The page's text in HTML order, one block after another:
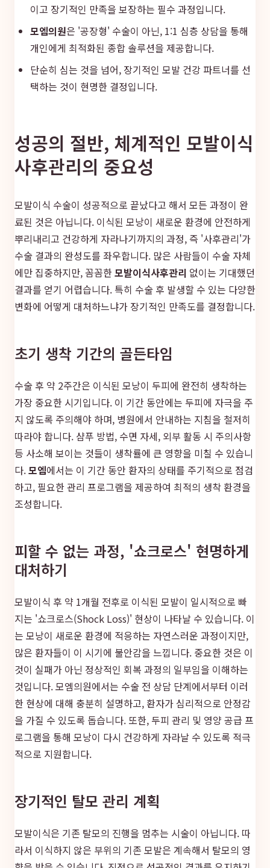
이고 장기적인 만족을 보장하는 필수 과정입니다.
모엠의원은 '공장형' 수술이 아닌, 1:1 심층 상담을 통해
개인에게 최적화된 종합 솔루션을 제공합니다.
단순히 심는 것을 넘어, 장기적인 모발 건강 파트너를 선
택하는 것이 현명한 결정입니다.
성공의 절반, 체계적인 모발이식
사후관리의 중요성
모발이식 수술이 성공적으로 끝났다고 해서 모든 과정이 완
료된 것은 아닙니다. 이식된 모낭이 새로운 환경에 안전하게
뿌리내리고 건강하게 자라나기까지의 과정, 즉 '사후관리'가
수술 결과의 완성도를 좌우합니다. 많은 사람들이 수술 자체
에만 집중하지만, 꼼꼼한모발이식사후관리 없이는 기대했던
결과를 얻기 어렵습니다. 특히 수술 후 발생할 수 있는 다양한
변화에 어떻게 대처하느냐가 장기적인 만족도를 결정합니다.
초기 생착 기간의 골든타임
수술 후 약 2주간은 이식된 모낭이 두피에 완전히 생착하는
가장 중요한 시기입니다. 이 기간 동안에는 두피에 자극을 주
지 않도록 주의해야 하며, 병원에서 안내하는 지침을 철저히
따라야 합니다. 샴푸 방법, 수면 자세, 외부 활동 시 주의사항
등 사소해 보이는 것들이 생착률에 큰 영향을 미칠 수 있습니
다.모엠에서는 이 기간 동안 환자의 상태를 주기적으로 점검
하고, 필요한 관리 프로그램을 제공하여 최적의 생착 환경을
조성합니다.
피할 수 없는 과정, '쇼크로스' 현명하게
대처하기
모발이식 후 약 1개월 전후로 이식된 모발이 일시적으로 빠
지는 '쇼크로스(Shock Loss)' 현상이 나타날 수 있습니다. 이
는 모낭이 새로운 환경에 적응하는 자연스러운 과정이지만,
많은 환자들이 이 시기에 불안감을 느낍니다. 중요한 것은 이
것이 실패가 아닌 정상적인 회복 과정의 일부임을 이해하는
것입니다. 모엠의원에서는 수술 전 상담 단계에서부터 이러
한 현상에 대해 충분히 설명하고, 환자가 심리적으로 안정감
을 가질 수 있도록 돕습니다. 또한, 두피 관리 및 영양 공급 프
로그램을 통해 모낭이 다시 건강하게 자라날 수 있도록 적극
적으로 지원합니다.
장기적인 탈모 관리 계획
모발이식은 기존 탈모의 진행을 멈추는 시술이 아닙니다. 따
라서 이식하지 않은 부위의 기존 모발은 계속해서 탈모의 영